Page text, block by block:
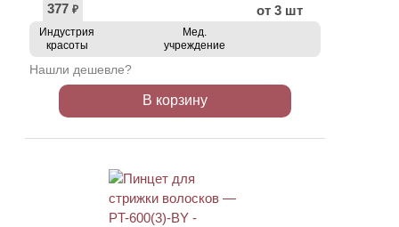
377 ₽ от 3 шт
Индустрия
красоты
Мед.
учреждение
Нашли дешевле?
В корзину